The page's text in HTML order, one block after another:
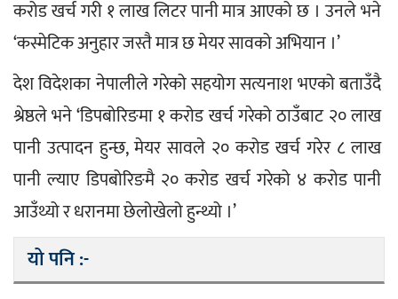
करोड खर्च गरी १ लाख लिटर पानी मात्र आएको छ । उनले भने
‘कस्मेटिक अनुहार जस्तै मात्र छ मेयर सावको अभियान ।’
देश विदेशका नेपालीले गरेको सहयोग सत्यनाश भएको बताउँदै
श्रेष्ठले भने ‘डिपबोरिङमा १ करोड खर्च गरेको ठाउँबाट २० लाख
पानी उत्पादन हुन्छ, मेयर सावले २० करोड खर्च गरेर ८ लाख
पानी ल्याए डिपबोरिङमै २० करोड खर्च गरेको ४ करोड पानी
आउँथ्यो र धरानमा छेलोखेलो हुन्थ्यो ।’
यो पनि :-